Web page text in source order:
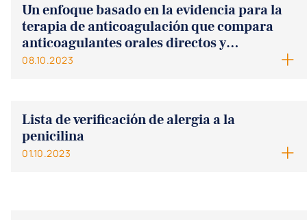
Un enfoque basado en la evidencia para la
terapia de anticoagulación que compara
anticoagulantes orales directos y
antagonistas de la vitamina K en pacientes
08.10.2023
Lista de verificación de alergia a la
penicilina
01.10.2023